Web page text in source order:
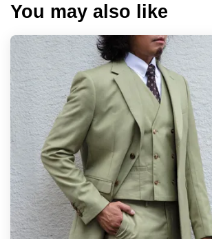
You may also like